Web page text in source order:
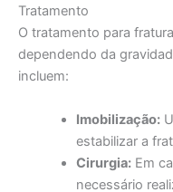
Tratamento
O tratamento para
dependendo da
incluem:
Imobilização:
estabilizar a
Cirurgia:Em
necessário